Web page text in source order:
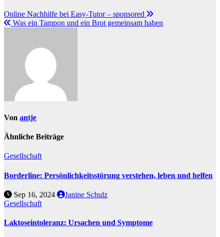
Online Nachhilfe bei Easy-Tutor – sponsored
Was ein Tampon und ein Brot gemeinsam haben
Von antje
Ähnliche Beiträge
Gesellschaft
Borderline: Persönlichkeitsstörung verstehen, leben und helfen
Sep 16, 2024
Janine Schulz
Gesellschaft
Laktoseintoleranz: Ursachen und Symptome